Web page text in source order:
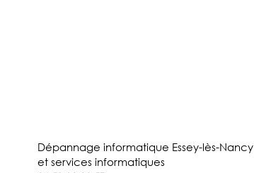
Dépannage informatique Essey-lès-Nancy
et services informatiques